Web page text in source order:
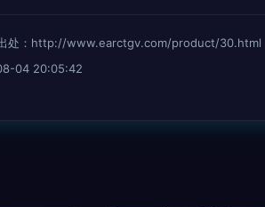
处：http://www.earctgv.com/product/30.html
04 20:05:42